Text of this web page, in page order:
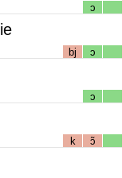
ɔ
bj ɔ
ɔ
k ɔ̃